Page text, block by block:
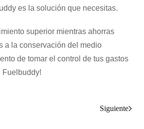
es la solución que necesitas.
superior mientras ahorras
a la conservación del medio
de tomar el control de tus gastos
Fuelbuddy!
Siguiente